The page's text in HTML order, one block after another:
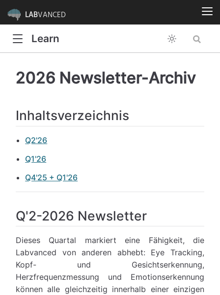
LABVANCED
Learn
2026 Newsletter-Archiv
Inhaltsverzeichnis
Q2'26
Q1'26
Q4'25 + Q1'26
Q'2-2026 Newsletter
Dieses Quartal markiert eine Fähigkeit, die
Labvanced von anderen abhebt: Eye Tracking,
Kopf- und Gesichtserkennung,
Herzfrequenzmessung und Emotionserkennung
können alle gleichzeitig innerhalb einer einzigen